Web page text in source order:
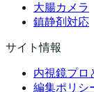
大腸カメラ
鎮静剤対応
サイト情報
内視鏡プロ
編集ポリシ